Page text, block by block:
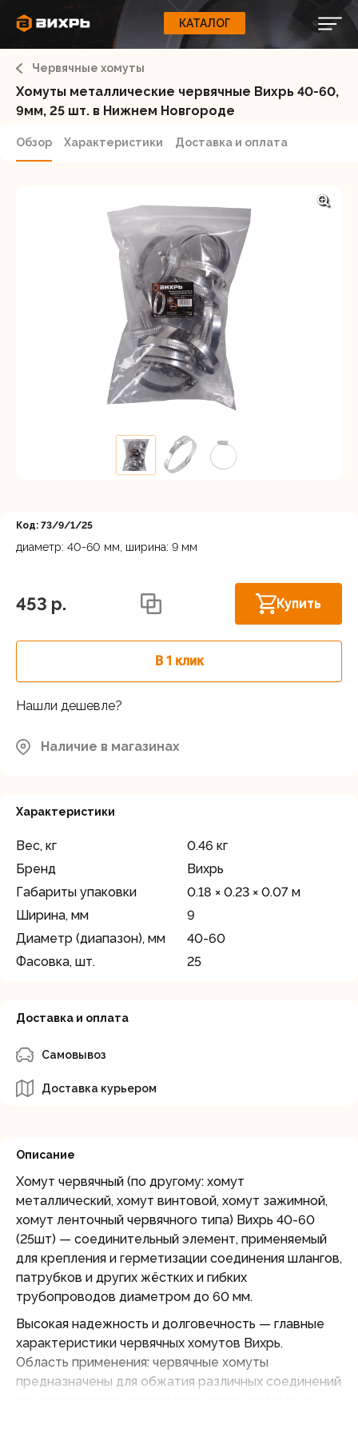
КАТАЛОГ
КАТАЛОГ
Регистрация
О бренде
Блог
Свернуть
ИНСТРУМЕНТ
СЕЛЬХОЗТЕХНИКА
ОБОРУДОВАНИЕ
Червячные хомуты
Хомуты металлические червячные Вихрь 40-60,
9мм, 25 шт. в Нижнем Новгороде
Обзор Характеристики Доставка и оплата
Код: 73/9/1/25
диаметр: 40-60 мм, ширина: 9 мм
453 p. Купить
В 1 клик
Нашли дешевле?
Наличие в магазинах
Характеристики
Вес, кг
0.46 кг
Бренд
Вихрь
Габариты упаковки
0.18 × 0.23 × 0.07 м
Ширина, мм
9
Диаметр (диапазон), мм
40-60
Фасовка, шт.
25
Доставка и оплата
Самовывоз
Доставка курьером
Описание
Хомут червячный (по другому: хомут
металлический, хомут винтовой, хомут зажимной,
хомут ленточный червячного типа) Вихрь 40-60
(25шт) — соединительный элемент, применяемый
для крепления и герметизации соединения шлангов,
патрубков и других жёстких и гибких
трубопроводов диаметром до 60 мм.
Высокая надежность и долговечность — главные
характеристики червячных хомутов Вихрь.
Область применения: червячные хомуты
предназначены для обжатия различных соединений
Забыли пароль?
Регистрация
ВАШ ЗАКАЗ
Корзина